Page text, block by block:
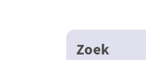
Zoek